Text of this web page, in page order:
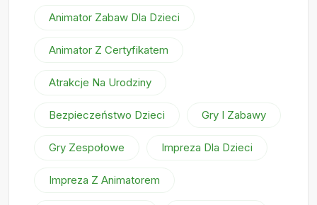
Animator Zabaw Dla Dzieci
Animator Z Certyfikatem
Atrakcje Na Urodziny
Bezpieczeństwo Dzieci Gry I Zabawy
Gry Zespołowe Impreza Dla Dzieci
Impreza Z Animatorem